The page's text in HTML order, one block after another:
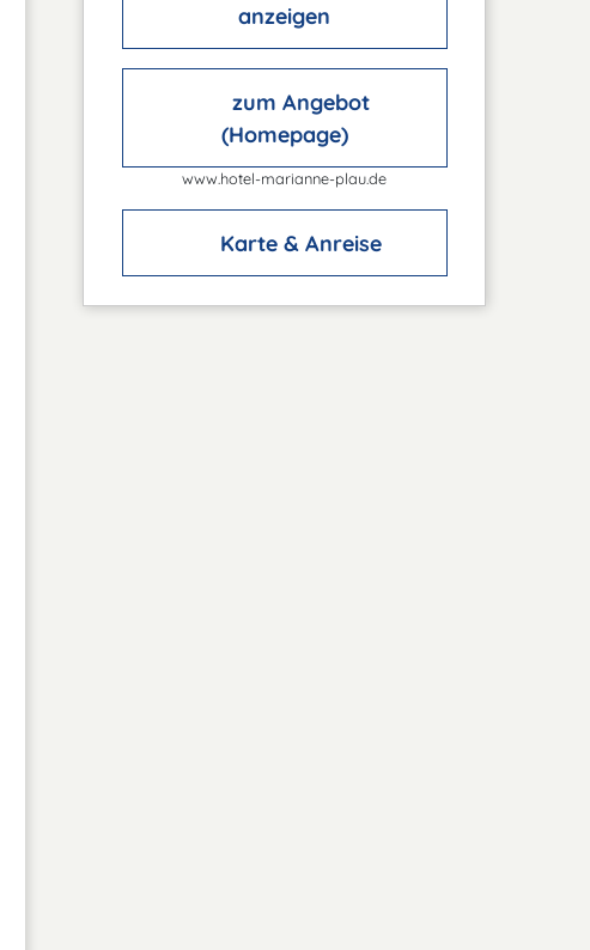
anzeigen
zum Angebot
(Homepage)
www.hotel-marianne-plau.de
Karte & Anreise